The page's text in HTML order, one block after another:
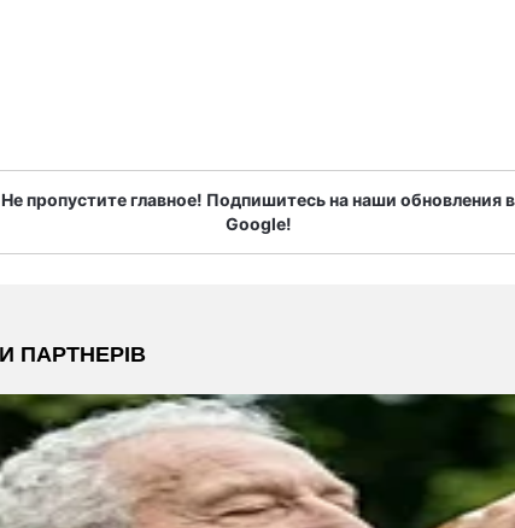
Не пропустите главное! Подпишитесь на наши обновления в
Google!